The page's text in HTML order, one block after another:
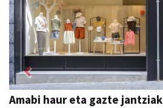
Amabi haur eta gazte jantziak
Previous